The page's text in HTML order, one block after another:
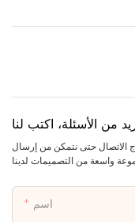
من الأسئلة، اكتب لنا
الاتصال حتى نتمكن من إرسال
اسم